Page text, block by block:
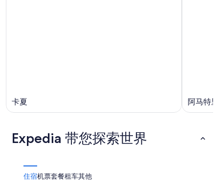
卡夏 阿马特
Expedia 带您探索世界
住宿机票套餐租车其他